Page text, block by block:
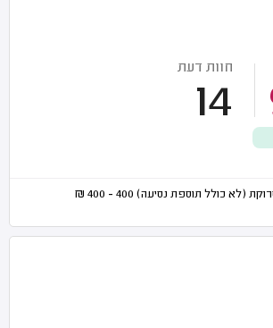
חוות דעת
14
(לא כולל תוספת נסיעה) 400 - 400
₪